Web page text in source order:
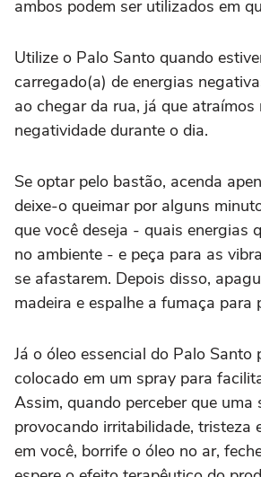
ambos podem ser utilizados em
Utilize o Palo Santo quando
carregado(a) de energias
ao chegar da rua, já que atraímos
negatividade durante o dia.
Se optar pelo bastão, acenda
deixe-o queimar por alguns
que você deseja - quais energias
no ambiente - e peça para as
se afastarem. Depois disso,
madeira e espalhe a fumaça para
Já o óleo essencial do Palo Santo
colocado em um spray para
Assim, quando perceber que uma
provocando irritabilidade, tristeza
em você, borrife o óleo no ar,